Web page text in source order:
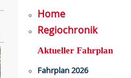
Home
Regiochronik
Aktueller Fahrplan
Fahrplan 2026